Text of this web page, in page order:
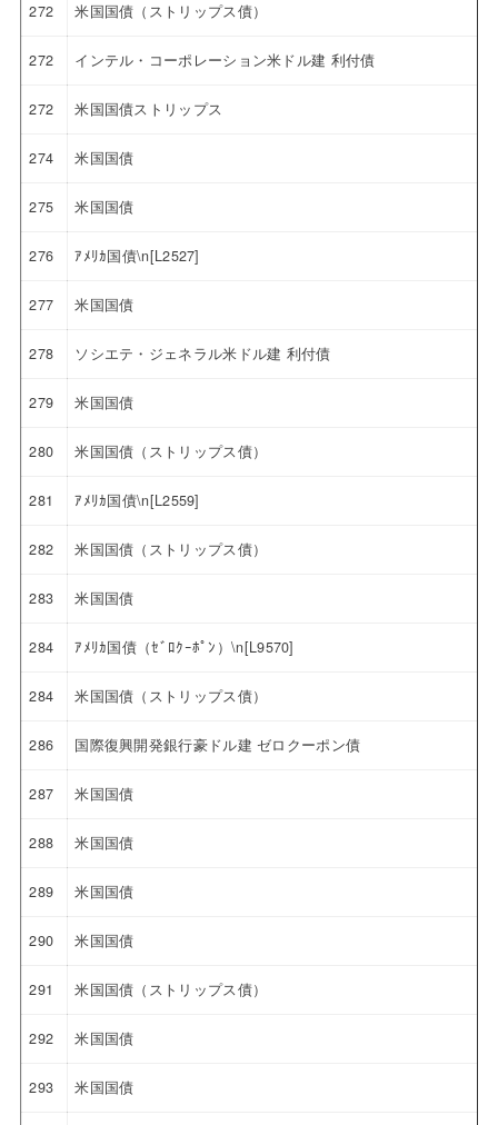
272 米国国債（ストリップス債）
272 インテル・コーポレーション米ドル建 利付債
272 米国国債ストリップス
274 米国国債
275 米国国債
276 ｱﾒﾘｶ国債\n[L2527]
277 米国国債
278 ソシエテ・ジェネラル米ドル建 利付債
279 米国国債
280 米国国債（ストリップス債）
281 ｱﾒﾘｶ国債\n[L2559]
282 米国国債（ストリップス債）
283 米国国債
284 ｱﾒﾘｶ国債（ｾﾞﾛｸｰﾎﾟﾝ）\n[L9570]
284 米国国債（ストリップス債）
286 国際復興開発銀行豪ドル建 ゼロクーポン債
287 米国国債
288 米国国債
289 米国国債
290 米国国債
291 米国国債（ストリップス債）
292 米国国債
293 米国国債